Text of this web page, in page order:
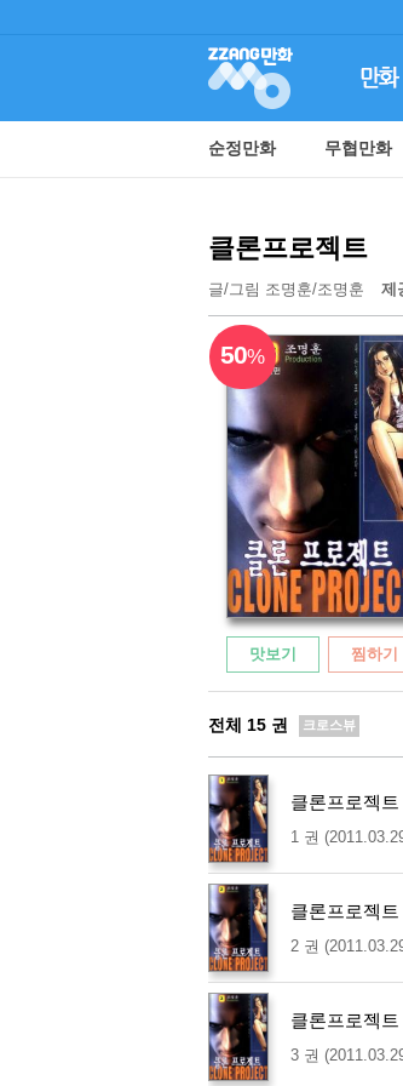
순정만화 무협만화
클론프로젝트
글/그림 조명훈/조명훈 제
50%
맛보기 찜하기
전체 15 권 크로스뷰
클론프로젝트
1 권
클론프로젝트
2 권
클론프로젝트
3 권